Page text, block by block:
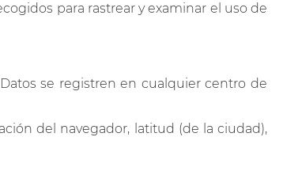
para rastrear y examinar el uso de
se registren en cualquier centro de
del navegador, latitud (de la ciudad),